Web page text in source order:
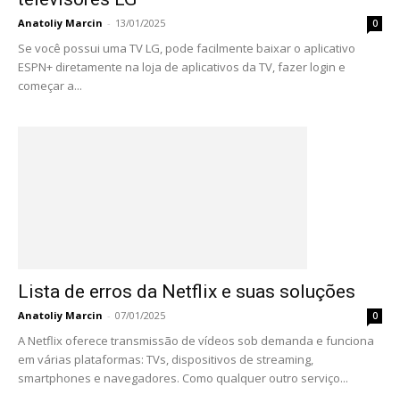
Anatoliy Marcin - 13/01/2025 0
Se você possui uma TV LG, pode facilmente baixar o aplicativo
ESPN+ diretamente na loja de aplicativos da TV, fazer login e
começar a...
Lista de erros da Netflix e suas soluções
Anatoliy Marcin - 07/01/2025 0
A Netflix oferece transmissão de vídeos sob demanda e funciona
em várias plataformas: TVs, dispositivos de streaming,
smartphones e navegadores. Como qualquer outro serviço...